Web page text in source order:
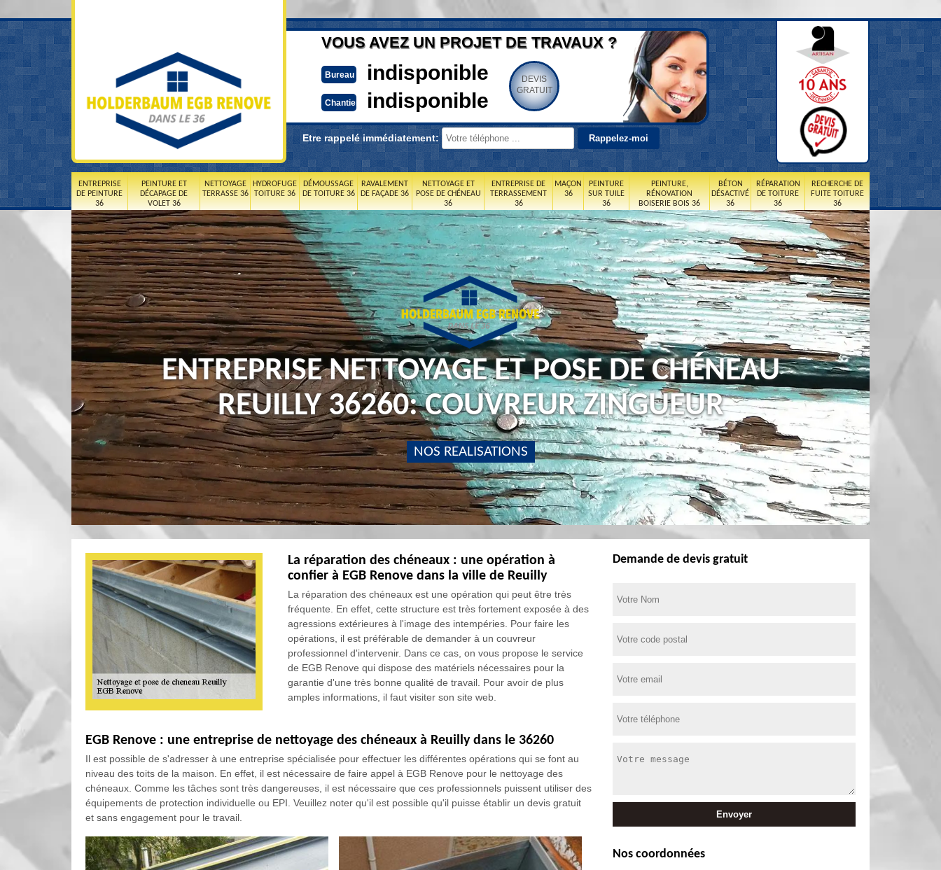
VOUS AVEZ UN PROJET DE TRAVAUX ?
Bureau indisponible
Chantier indisponible
DEVIS
GRATUIT
Etre rappelé immédiatement:
ENTREPRISE
DE PEINTURE
36
PEINTURE ET
DÉCAPAGE DE
VOLET 36
NETTOYAGE
TERRASSE 36
HYDROFUGE
TOITURE 36
DÉMOUSSAGE
DE TOITURE 36
RAVALEMENT
DE FAÇADE 36
NETTOYAGE ET
POSE DE CHÉNEAU
36
ENTREPRISE DE
TERRASSEMENT
36
MAÇON
36
PEINTURE
SUR TUILE
36
PEINTURE,
RÉNOVATION
BOISERIE BOIS 36
BÉTON
DÉSACTIVÉ
36
RÉPARATION
DE TOITURE
36
RECHERCHE DE
FUITE TOITURE
36
ENTREPRISE NETTOYAGE ET POSE DE CHÉNEAU
REUILLY 36260: COUVREUR ZINGUEUR
NOS REALISATIONS
La réparation des chéneaux : une opération à
confier à EGB Renove dans la ville de Reuilly
La réparation des chéneaux est une opération qui peut être très
fréquente. En effet, cette structure est très fortement exposée à des
agressions extérieures à l'image des intempéries. Pour faire les
opérations, il est préférable de demander à un couvreur
professionnel d'intervenir. Dans ce cas, on vous propose le service
de EGB Renove qui dispose des matériels nécessaires pour la
garantie d'une très bonne qualité de travail. Pour avoir de plus
amples informations, il faut visiter son site web.
EGB Renove : une entreprise de nettoyage des chéneaux à Reuilly dans le 36260
Il est possible de s'adresser à une entreprise spécialisée pour effectuer les différentes opérations qui se font au
niveau des toits de la maison. En effet, il est nécessaire de faire appel à EGB Renove pour le nettoyage des
chéneaux. Comme les tâches sont très dangereuses, il est nécessaire que ces professionnels puissent utiliser des
équipements de protection individuelle ou EPI. Veuillez noter qu'il est possible qu'il puisse établir un devis gratuit
et sans engagement pour le travail.
Demande de devis gratuit
Nos coordonnées